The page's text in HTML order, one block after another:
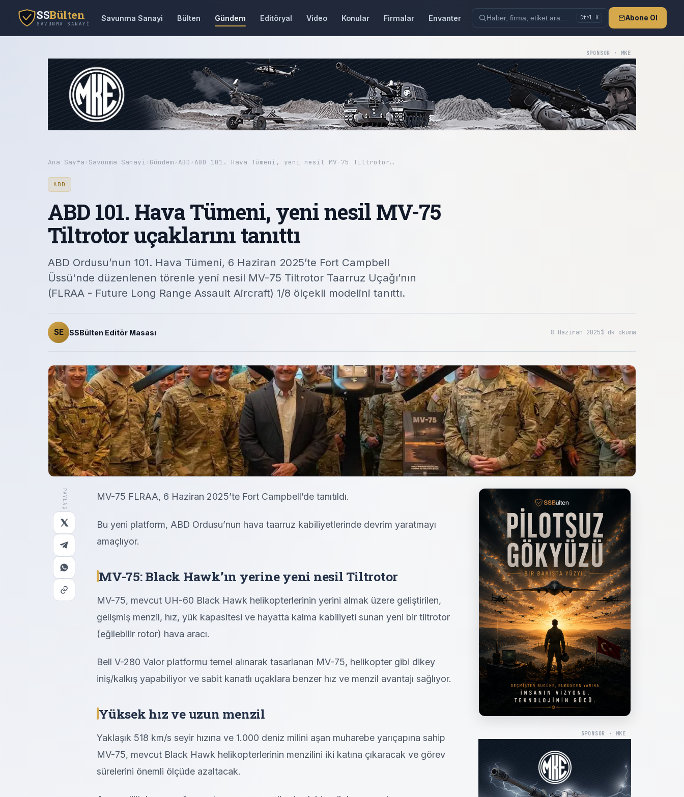
SSBülten
SAVUNMA SANAYI
Savunma Sanayi Bülten Gündem Editöryal Video Konular Firmalar Envanter Ctrl K Abone Ol
SPONSOR · MKE
Ana Sayfa› Savunma Sanayi› Gündem› ABD › ABD 101. Hava Tümeni, yeni nesil MV-75 Tiltrotor…
ABD
ABD 101. Hava Tümeni, yeni nesil MV-75
Tiltrotor uçaklarını tanıttı
ABD Ordusu’nun 101. Hava Tümeni, 6 Haziran 2025’te Fort Campbell
Üssü'nde düzenlenen törenle yeni nesil MV-75 Tiltrotor Taarruz Uçağı’nın
(FLRAA - Future Long Range Assault Aircraft) 1/8 ölçekli modelini tanıttı.
SE SSBülten Editör Masası 8 Haziran 20251 dk okuma
PAYLAŞ MV-75 FLRAA, 6 Haziran 2025’te Fort Campbell’de tanıtıldı.
Bu yeni platform, ABD Ordusu’nun hava taarruz kabiliyetlerinde devrim yaratmayı
amaçlıyor.
MV-75: Black Hawk’ın yerine yeni nesil Tiltrotor
MV-75, mevcut UH-60 Black Hawk helikopterlerinin yerini almak üzere geliştirilen,
gelişmiş menzil, hız, yük kapasitesi ve hayatta kalma kabiliyeti sunan yeni bir tiltrotor
(eğilebilir rotor) hava aracı.
Bell V-280 Valor platformu temel alınarak tasarlanan MV-75, helikopter gibi dikey
iniş/kalkış yapabiliyor ve sabit kanatlı uçaklara benzer hız ve menzil avantajı sağlıyor.
Yüksek hız ve uzun menzil
Yaklaşık 518 km/s seyir hızına ve 1.000 deniz milini aşan muharebe yarıçapına sahip
MV-75, mevcut Black Hawk helikopterlerinin menzilini iki katına çıkaracak ve görev
sürelerini önemli ölçüde azaltacak.
SPONSOR · MKE